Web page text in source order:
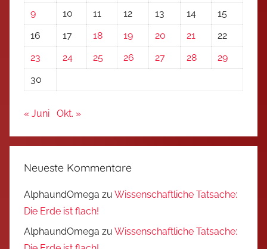
9 10 11 12 13 14
15
16
17 18 19 20 21
22
23
24 25 26 27 28
29
30
« Juni Okt. »
Neueste Kommentare
AlphaundOmega zu Wissenschaftliche Tatsache:
Die Erde ist flach!
AlphaundOmega zu Wissenschaftliche Tatsache: